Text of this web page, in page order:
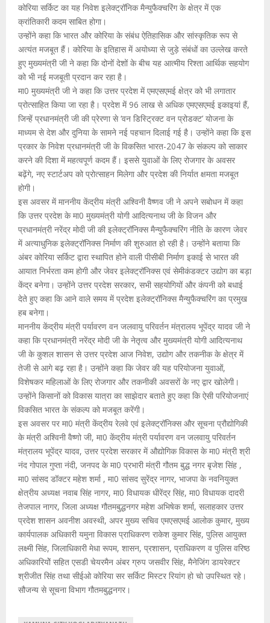
कोरिया सर्किट का यह निवेश इलेक्ट्रॉनिक मैन्युफैक्चरिंग के क्षेत्र में एक
क्रांतिकारी कदम साबित होगा।
उन्होंने कहा कि भारत और कोरिया के संबंध ऐतिहासिक और सांस्कृतिक रूप से
अत्यंत मजबूत हैं। कोरिया के इतिहास में अयोध्या से जुड़े संबंधों का उल्लेख करते
हुए मुख्यमंत्री जी ने कहा कि दोनों देशों के बीच यह आत्मीय रिश्ता आर्थिक सहयोग
को भी नई मजबूती प्रदान कर रहा है।
मा0 मुख्यमंत्री जी ने कहा कि उत्तर प्रदेश में एमएसएमई क्षेत्र को भी लगातार
प्रोत्साहित किया जा रहा है। प्रदेश में 96 लाख से अधिक एमएसएमई इकाइयां हैं,
जिन्हें प्रधानमंत्री जी की प्रेरणा से ‘वन डिस्ट्रिक्ट वन प्रोडक्ट’ योजना के
माध्यम से देश और दुनिया के सामने नई पहचान दिलाई गई है। उन्होंने कहा कि इस
प्रकार के निवेश प्रधानमंत्री जी के विकसित भारत-2047 के संकल्प को साकार
करने की दिशा में महत्वपूर्ण कदम हैं। इससे युवाओं के लिए रोजगार के अवसर
बढ़ेंगे, नए स्टार्टअप को प्रोत्साहन मिलेगा और प्रदेश की निर्यात क्षमता मजबूत
होगी।
इस अवसर में माननीय केंद्रीय मंत्री अश्विनी वैष्णव जी ने अपने सबोधन में कहा
कि उत्तर प्रदेश के मा0 मुख्यमंत्री योगी आदित्यनाथ जी के विजन और
प्रधानमंत्री नरेंद्र मोदी जी की इलेक्ट्रॉनिक्स मैन्युफैक्चरिंग नीति के कारण जेवर
में अत्याधुनिक इलेक्ट्रॉनिक्स निर्माण की शुरुआत हो रही है। उन्होंने बताया कि
अंबर कोरिया सर्किट द्वारा स्थापित होने वाली पीसीबी निर्माण इकाई से भारत की
आयात निर्भरता कम होगी और जेवर इलेक्ट्रॉनिक्स एवं सेमीकंडक्टर उद्योग का बड़ा
केंद्र बनेगा। उन्होंने उत्तर प्रदेश सरकार, सभी सहयोगियों और कंपनी को बधाई
देते हुए कहा कि आने वाले समय में प्रदेश इलेक्ट्रॉनिक्स मैन्युफैक्चरिंग का प्रमुख
हब बनेगा।
माननीय केंद्रीय मंत्री पर्यावरण वन जलवायु परिवर्तन मंत्रालय भूपेंद्र यादव जी ने
कहा कि प्रधानमंत्री नरेंद्र मोदी जी के नेतृत्व और मुख्यमंत्री योगी आदित्यनाथ
जी के कुशल शासन से उत्तर प्रदेश आज निवेश, उद्योग और तकनीक के क्षेत्र में
तेजी से आगे बढ़ रहा है। उन्होंने कहा कि जेवर की यह परियोजना युवाओं,
विशेषकर महिलाओं के लिए रोजगार और तकनीकी अवसरों के नए द्वार खोलेगी।
उन्होंने किसानों को विकास यात्रा का साझेदार बताते हुए कहा कि ऐसी परियोजनाएं
विकसित भारत के संकल्प को मजबूत करेंगी।
इस अवसर पर मा0 मंत्री केंद्रीय रेलवे एवं इलेक्ट्रॉनिक्स और सूचना प्रौद्योगिकी
के मंत्री अश्विनी वैष्णो जी, मा0 केंद्रीय मंत्री पर्यावरण वन जलवायु परिवर्तन
मंत्रालय भूपेंद्र यादव, उत्तर प्रदेश सरकार में औद्योगिक विकास के मा0 मंत्री श्री
नंद गोपाल गुप्ता नंदी, जनपद के मा0 प्रभारी मंत्री गौतम बुद्ध नगर बृजेश सिंह ,
मा0 सांसद डॉक्टर महेश शर्मा , मा0 सांसद सुरेंद्र नागर, भाजपा के नवनियुक्त
क्षेत्रीय अध्यक्ष नवाब सिंह नागर, मा0 विधायक धीरेंद्र सिंह, मा0 विधायक दादरी
तेजपाल नागर, जिला अध्यक्ष गौतमबुद्धनगर महेश अभिषेक शर्मा, सलाहकार उत्तर
प्रदेश शासन अवनीश अवस्थी, अपर मुख्य सचिव एमएसएमई आलोक कुमार, मुख्य
कार्यपालक अधिकारी यमुना विकास प्राधिकरण राकेश कुमार सिंह, पुलिस आयुक्त
लक्ष्मी सिंह, जिलाधिकारी मेधा रूपम, शासन, प्रशासन, प्राधिकरण व पुलिस वरिष्ठ
अधिकारियोें सहित एसडी चेयरमैन अंबर ग्रुप जसवीर सिंह, मैनेजिंग डायरेक्टर
श्रीजीत सिंह तथा सीईओ कोरिया सर सर्किट मिस्टर रियांग हो चो उपस्थित रहे।
सौजन्य से सूचना विभाग गौतमबुद्धनगर।